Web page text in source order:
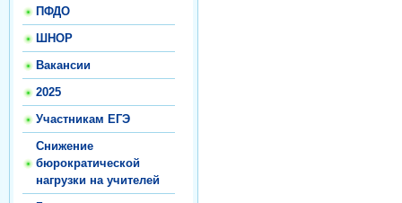
ПФДО
ШНОР
Вакансии
2025
Участникам ЕГЭ
Снижение
бюрократической
нагрузки на учителей